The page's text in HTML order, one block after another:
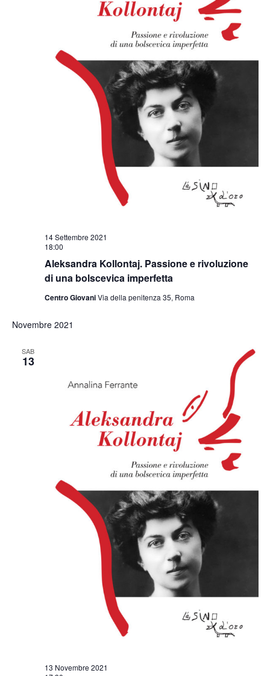
Aleksandra Kollontaj. Passione e rivoluzione
di una bolscevica imperfetta
14 Settembre 2021
18:00
Centro GiovaniVia della penitenza 35, Roma
Novembre 2021
SAB
13
13 Novembre 2021